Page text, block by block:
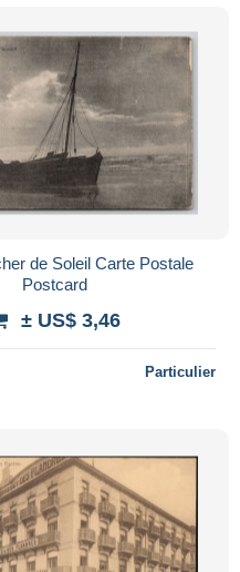
de Soleil Carte Postale
Postcard
± US$ 3,46
Particulier